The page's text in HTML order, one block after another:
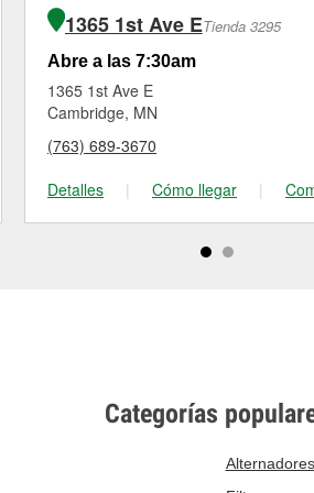
1365 1st Ave ETienda 3295
Abre a las 7:30am
1365 1st Ave E
Cambridge, MN
(763) 689-3670
Detalles
| Cómo llegar |
Categorías
Alternadores